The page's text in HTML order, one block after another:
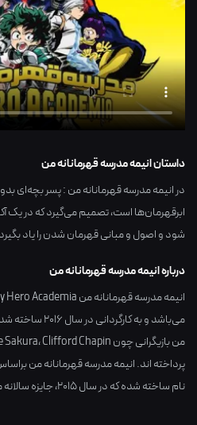
داستان انیمه مدرسه قهرمانانه من
در انیمه مدرسه قهرمانانه من : پسر بچه‌ای
ابرقهرمان‌ها است، تصمیم می‌گیرد که در یک
شود و اصول و مبانی قهرمان شدن را یاد
درباره انیمه مدرسه قهرمانانه من
انیمه مدرسه قهرمانانه من My Hero Academia محصول کشور
می‌باشد و به کارگردانی در سال2016ساخته
من بازیگرانی چون
Sakura،Clifford Chapin
پرداخته اند. انیمه مدرسه قهرمانانه من
نام ساخته شده که در سال ۲۰۱۵، جایزه سالانه مانگا تایشو را از آن خود کرد.